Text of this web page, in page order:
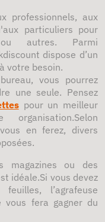
professionnels, aux
particuliers pour
autres. Parmi
dispose d’un
votre besoin.
vous pourrez
une seule. Pensez
pour un meilleur
en ferez, divers
magazines ou des
idéale.Si vous devez
l’agrafeuse
fera gagner du